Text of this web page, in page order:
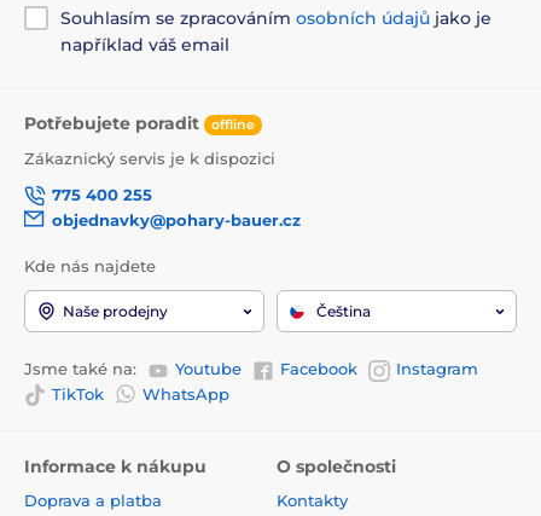
Souhlasím se zpracováním osobních údajů jako je
například váš email
Potřebujete poradit offline
Zákaznický servis je k dispozici
775 400 255
objednavky@pohary-bauer.cz
Kde nás najdete
Naše prodejny Čeština
Jsme také na: Youtube Facebook
Instagram
TikTok
WhatsApp
Informace k nákupu
Doprava a platba
O společnosti
Kontakty